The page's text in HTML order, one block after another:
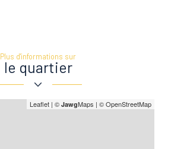
Plus d'informations sur
le quartier
Leaflet | © JawgMaps | © OpenStreetMap